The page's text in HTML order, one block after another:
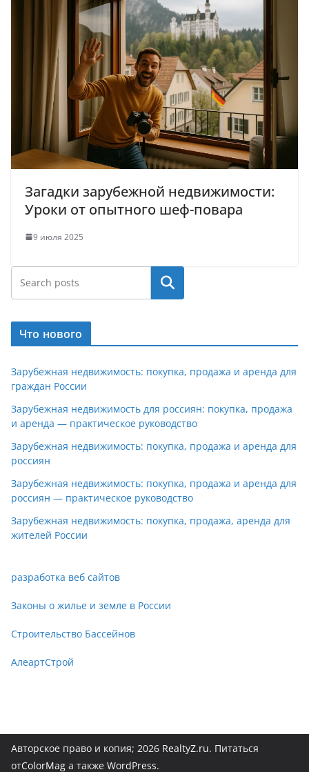
Загадки зарубежной недвижимости:
Уроки от опытного шеф-повара
9 июля 2025
Поиск
Что нового
Зарубежная недвижимость: покупка, продажа и аренда для
граждан России
Зарубежная недвижимость для россиян: покупка, продажа
и аренда — практическое руководство
Зарубежная недвижимость: покупка, продажа и аренда для
россиян
Зарубежная недвижимость: покупка, продажа и аренда для
россиян — практическое руководство
Зарубежная недвижимость: покупка, продажа, аренда для
жителей России
разработка веб сайтов
Законы о жилье и земле в России
Строительство Бассейнов
АлеартСтрой
Авторское право и копия; 2026 RealtyZ.ru. Питаться
отColorMag а также WordPress.